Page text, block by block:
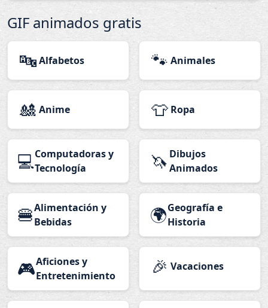
GIF animados gratis
🔤Alfabetos 🐾 Animales
🎎 Anime 👕 Ropa
💻Computadoras y
Tecnología
🦄 Dibujos
Animados
🍔Alimentación y
Bebidas
🌍Geografía e
Historia
🎮Aficiones y
Entretenimiento
🎉 Vacaciones